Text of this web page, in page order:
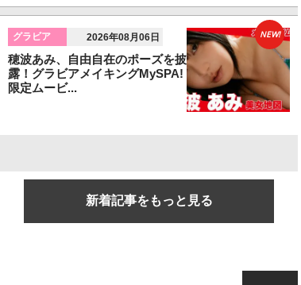
グラビア 2026年08月06日
穂波あみ、自由自在のポーズを披
露！グラビアメイキングMySPA!
限定ムービ...
NEW!
新着記事をもっと見る